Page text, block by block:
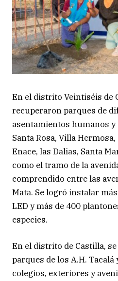
En el distrito Veintiséis de
recuperaron parques de
asentamientos humanos
Santa Rosa, Villa
Enace, las Dalias, Santa
como el tramo de la
comprendido entre las
Mata. Se logró instalar
LED y más de 400
especies.
En el distrito de Castilla,
parques de los A.H. Tacalá
colegios, exteriores y